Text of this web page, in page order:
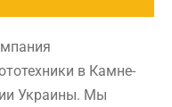
в Камне-
Украины. Мы